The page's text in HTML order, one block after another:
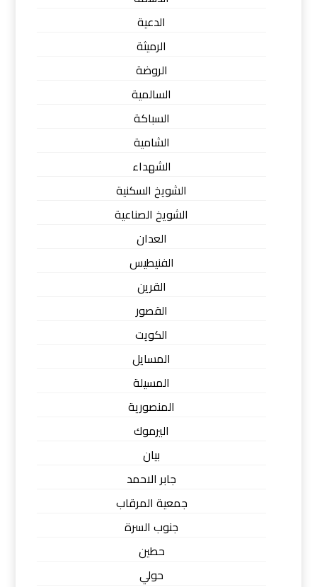
الدعية
الرميثة
الروضة
السالمية
السباكة
الشامية
الشهداء
الشويخ السكنية
الشويخ الصناعية
العدان
الفنيطيس
القرين
القصور
الكويت
المسايل
المسيلة
المنصورية
اليرموك
بيان
جابر الاحمد
جمعية المرقاب
جنوب السرة
حطين
حولي